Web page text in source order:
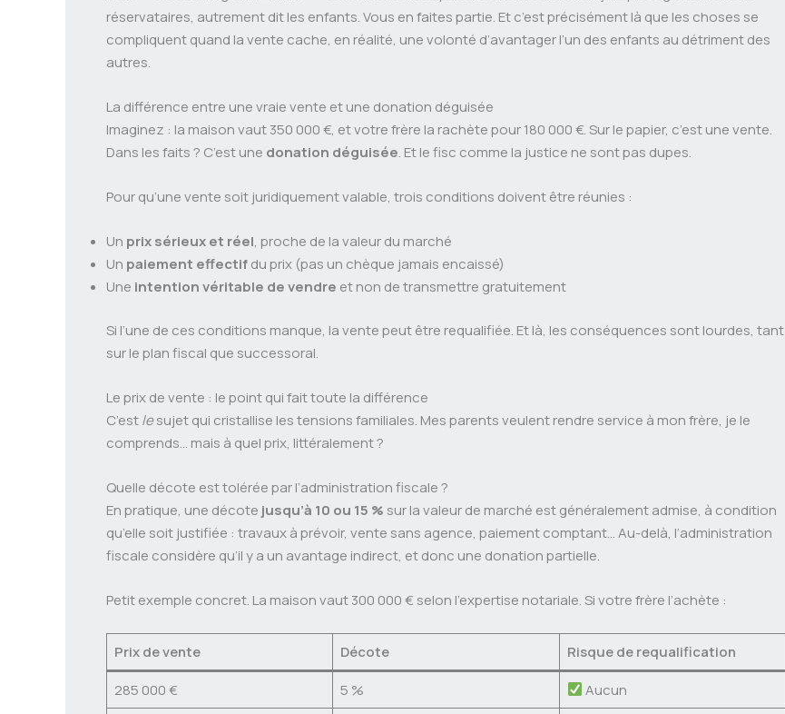
réservataires, autrement dit les enfants. Vous en faites partie. Et c’est précisément là que les choses se
compliquent quand la vente cache, en réalité, une volonté d’avantager l’un des enfants au détriment des
autres.
La différence entre une vraie vente et une donation déguisée
Imaginez : la maison vaut 350 000 €, et votre frère la rachète pour 180 000 €. Sur le papier, c’est une vente.
Dans les faits ? C’est une donation déguisée. Et le fisc comme la justice ne sont pas dupes.
Pour qu’une vente soit juridiquement valable, trois conditions doivent être réunies :
Un prix sérieux et réel, proche de la valeur du marché
Un paiement effectifdu prix (pas un chèque jamais encaissé)
Une intention véritable de vendre et non de transmettre gratuitement
Si l’une de ces conditions manque, la vente peut être requalifiée. Et là, les conséquences sont lourdes, tant
sur le plan fiscal que successoral.
Le prix de vente : le point qui fait toute la différence
C’estlesujet qui cristallise les tensions familiales. Mes parents veulent rendre service à mon frère, je le
comprends… mais à quel prix, littéralement ?
Quelle décote est tolérée par l’administration fiscale ?
En pratique, une décote jusqu’à 10 ou 15 % sur la valeur de marché est généralement admise, à condition
qu’elle soit justifiée : travaux à prévoir, vente sans agence, paiement comptant… Au-delà, l’administration
fiscale considère qu’il y a un avantage indirect, et donc une donation partielle.
Petit exemple concret. La maison vaut 300 000 € selon l’expertise notariale. Si votre frère l’achète :
Prix de vente Décote
Risque de requalification
285 000 €
5 %
Aucun